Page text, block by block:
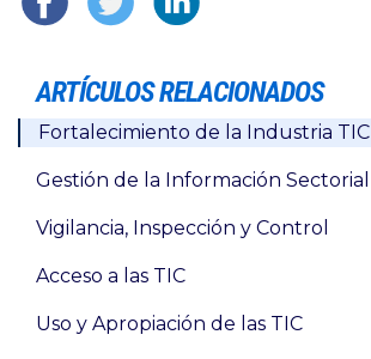
ARTÍCULOS RELACIONADOS
Fortalecimiento de la Industria TIC
Gestión de la Información Sectorial
Vigilancia, Inspección y Control
Acceso a las TIC
Uso y Apropiación de las TIC